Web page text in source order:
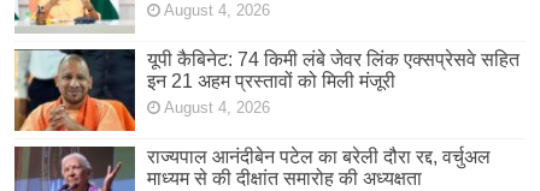
August 4, 2026
यूपी कैबिनेट: 74 किमी लंबे जेवर लिंक एक्सप्रेसवे सहित
इन 21 अहम प्रस्तावों को मिली मंजूरी
August 4, 2026
राज्यपाल आनंदीबेन पटेल का बरेली दौरा रद्द, वर्चुअल
माध्यम से की दीक्षांत समारोह की अध्यक्षता